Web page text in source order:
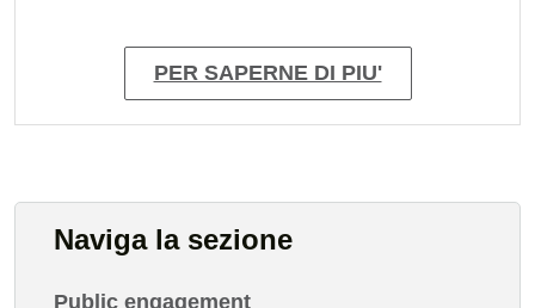
PER SAPERNE DI PIU'
Naviga la sezione
Public engagement